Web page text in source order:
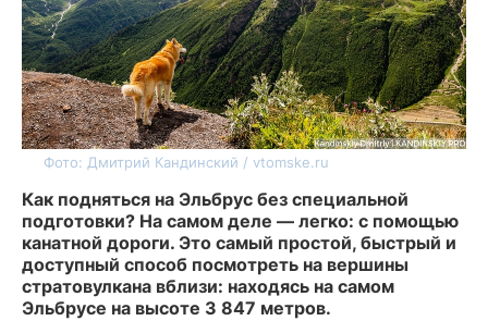
Фото: Дмитрий Кандинский / vtomske.ru
Как подняться на Эльбрус без специальной
подготовки? На самом деле — легко: с помощью
канатной дороги. Это самый простой, быстрый и
доступный способ посмотреть на вершины
стратовулкана вблизи: находясь на самом
Эльбрусе на высоте 3 847 метров.